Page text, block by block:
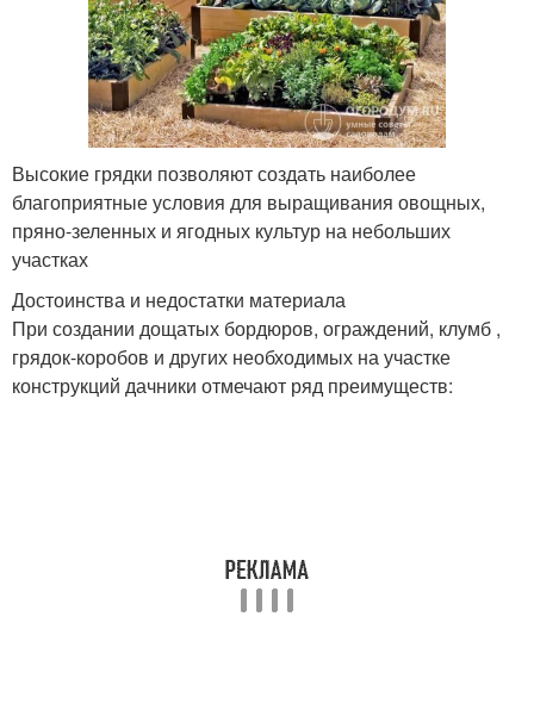
Высокие грядки позволяют создать наиболее
благоприятные условия для выращивания овощных,
пряно-зеленных и ягодных культур на небольших
участках
Достоинства и недостатки материала
При создании дощатых бордюров, ограждений, клумб ,
грядок-коробов и других необходимых на участке
конструкций дачники отмечают ряд преимуществ: